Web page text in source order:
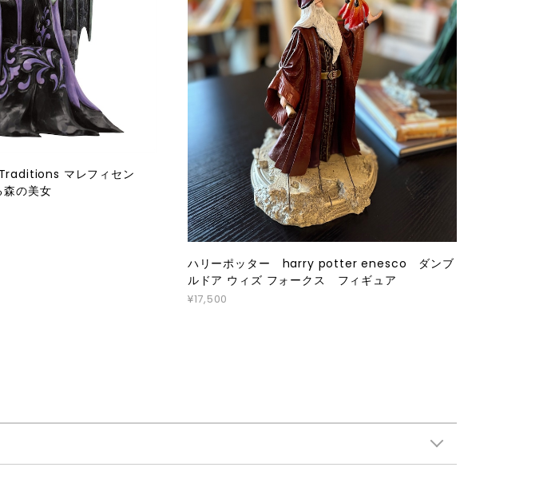
マレフィセン
の美女
ハリーポッター harry potter enesco ダンブ
ルドア ウィズ フォークス フィギュア
¥17,500